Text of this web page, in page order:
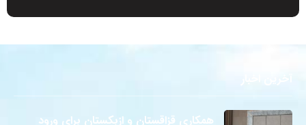
همکاری قزاقستان و ازبکستان برای ورود